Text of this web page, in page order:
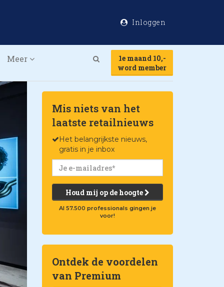
Inloggen
Meer
1e maand 10,-
word member
Mis niets van het
laatste retailnieuws
Het belangrijkste nieuws,
gratis in je inbox
Houd mij op de hoogte
Al 57.500 professionals gingen je
voor!
Ontdek de voordelen
van Premium